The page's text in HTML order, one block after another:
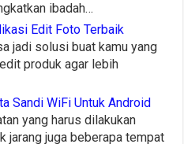
ibadah…
Edit Foto Terbaik
jadi solusi buat kamu yang
produk agar lebih
Sandi WiFi Untuk Android
yang harus dilakukan
jarang juga beberapa tempat